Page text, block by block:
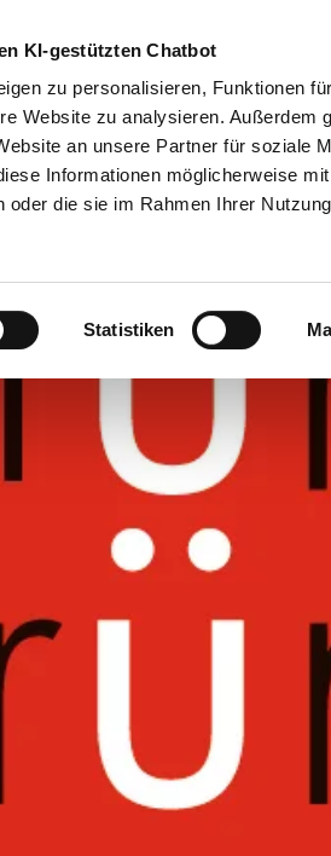
KI-gestützten Chatbot
zu personalisieren, Funktionen
Website zu analysieren. Außerdem
an unsere Partner für soziale
Informationen möglicherweise
die sie im Rahmen Ihrer
Statistiken
Service-Center Politische